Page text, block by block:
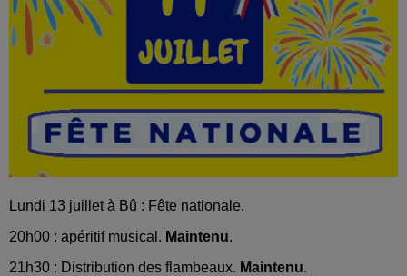
Lundi 13 juillet à Bû : Fête nationale.
20h00 : apéritif musical. Maintenu.
21h30 : Distribution des flambeaux. Maintenu.